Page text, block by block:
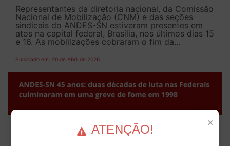
Representantes da diretoria nacional, da Comissão
Nacional de Mobilização (CNM) e das seções
sindicais do ANDES-SN estiveram presentes em
atos na capital federal, Brasília, nos últimos dias 15
e 16. As mobilizações cobraram o fim da...
Publicado em: 20 de Abril de 2026
ANDES-SN 45 anos: duas décadas de luta
nas Federais culminaram em uma greve
×
ATENÇÃO!